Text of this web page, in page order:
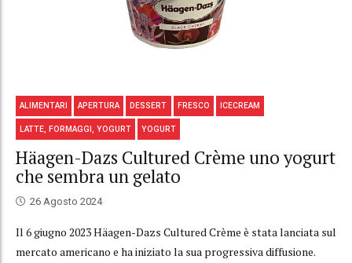
ALIMENTARI APERTURA DESSERT FRESCO ICECREAM
LATTE, FORMAGGI, YOGURT YOGURT
Häagen-Dazs Cultured Crème uno yogurt
che sembra un gelato
26 Agosto 2024
Il 6 giugno 2023 Häagen-Dazs Cultured Crème è stata lanciata sul
mercato americano e ha iniziato la sua progressiva diffusione.